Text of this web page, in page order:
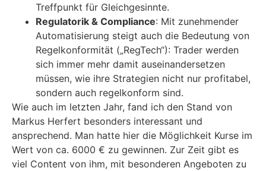
Treffpunkt für Gleichgesinnte.
Regulatorik & Compliance: Mit zunehmender
Automatisierung steigt auch die Bedeutung von
Regelkonformität („RegTech“): Trader werden
sich immer mehr damit auseinandersetzen
müssen, wie ihre Strategien nicht nur profitabel,
sondern auch regelkonform sind.
Wie auch im letzten Jahr, fand ich den Stand von
Markus Herfert besonders interessant und
ansprechend. Man hatte hier die Möglichkeit Kurse im
Wert von ca. 6000 € zu gewinnen. Zur Zeit gibt es
viel Content von ihm, mit besonderen Angeboten zu